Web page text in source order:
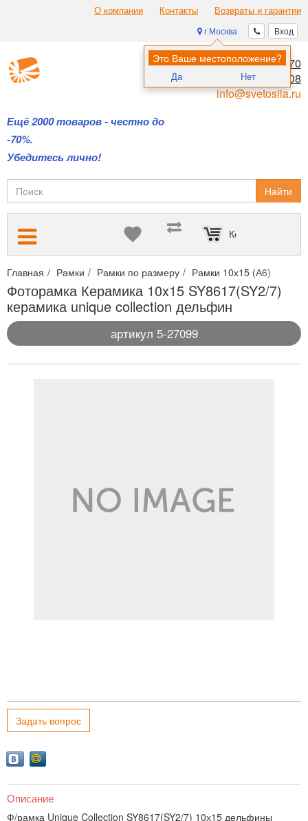
О компании Контакты Возвраты и гарантии
Вход
г Москва
Это Ваше местоположение?
Да Нет
Ещё 2000 товаров - честно до
-70%.
Убедитесь лично!
8 (495) 970-00-70
8 (800) 700-11-08
info@svetosila.ru
Найти
Корзина пуста
Главная Рамки Рамки по размеру Рамки 10х15 (А6)
Фоторамка Керамика 10x15 SY8617(SY2/7)
керамика unique collection дельфин
артикул 5-27099
Задать вопрос
Описание
Ф/рамка Unique Collection SY8617(SY2/7) 10х15 дельфины